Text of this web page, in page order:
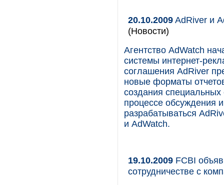
20.10.2009AdRiver и
(Новости)
Агентство AdWatch
системы интернет-
соглашения AdRiver
новые форматы
создания специальных
процессе обсуждения
разрабатываться
и AdWatch.
19.10.2009 FCBI
сотрудничестве с